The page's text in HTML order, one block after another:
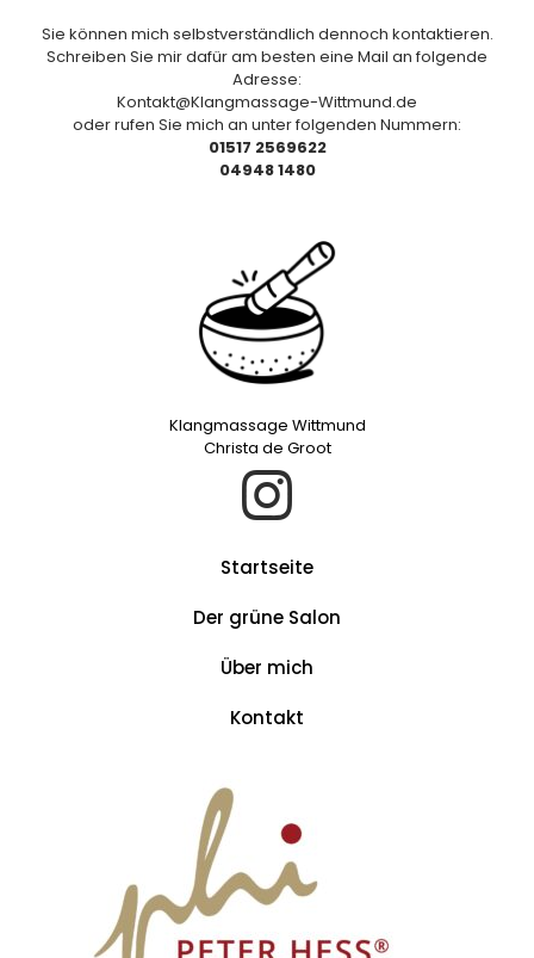
Sie können mich selbstverständlich dennoch kontaktieren.
Schreiben Sie mir dafür am besten eine Mail an folgende
Adresse:
Kontakt@Klangmassage-Wittmund.de
oder rufen Sie mich an unter folgenden Nummern:
01517 2569622
04948 1480
Klangmassage Wittmund
Christa de Groot
Startseite
Der grüne Salon
Über mich
Kontakt